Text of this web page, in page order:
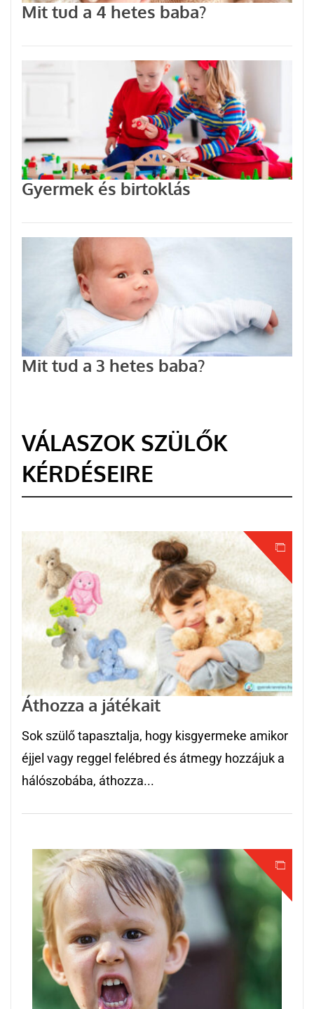
Mit tud a 4 hetes baba?
Gyermek és birtoklás
Mit tud a 3 hetes baba?
VÁLASZOK SZÜLŐK
KÉRDÉSEIRE
Áthozza a játékait
Sok szülő tapasztalja, hogy kisgyermeke amikor
éjjel vagy reggel felébred és átmegy hozzájuk a
hálószobába, áthozza...